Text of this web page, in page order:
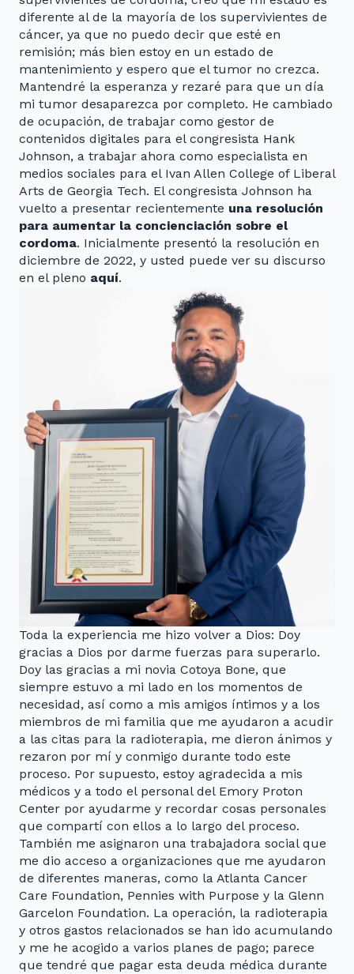
diferente al de la mayoría de los supervivientes de
cáncer, ya que no puedo decir que esté en
remisión; más bien estoy en un estado de
mantenimiento y espero que el tumor no crezca.
Mantendré la esperanza y rezaré para que un día
mi tumor desaparezca por completo. He cambiado
de ocupación, de trabajar como gestor de
contenidos digitales para el congresista Hank
Johnson, a trabajar ahora como especialista en
medios sociales para el Ivan Allen College of Liberal
Arts de Georgia Tech. El congresista Johnson ha
vuelto a presentar recientemente una resolución
para aumentar la concienciación sobre el
cordoma. Inicialmente presentó la resolución en
diciembre de 2022, y usted puede ver su discurso
en el pleno aquí.
Toda la experiencia me hizo volver a Dios: Doy
gracias a Dios por darme fuerzas para superarlo.
Doy las gracias a mi novia Cotoya Bone, que
siempre estuvo a mi lado en los momentos de
necesidad, así como a mis amigos íntimos y a los
miembros de mi familia que me ayudaron a acudir
a las citas para la radioterapia, me dieron ánimos y
rezaron por mí y conmigo durante todo este
proceso. Por supuesto, estoy agradecida a mis
médicos y a todo el personal del Emory Proton
Center por ayudarme y recordar cosas personales
que compartí con ellos a lo largo del proceso.
También me asignaron una trabajadora social que
me dio acceso a organizaciones que me ayudaron
de diferentes maneras, como la Atlanta Cancer
Care Foundation, Pennies with Purpose y la Glenn
Garcelon Foundation. La operación, la radioterapia
y otros gastos relacionados se han ido acumulando
y me he acogido a varios planes de pago; parece
que tendré que pagar esta deuda médica durante